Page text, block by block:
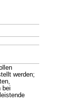
werden;
bei